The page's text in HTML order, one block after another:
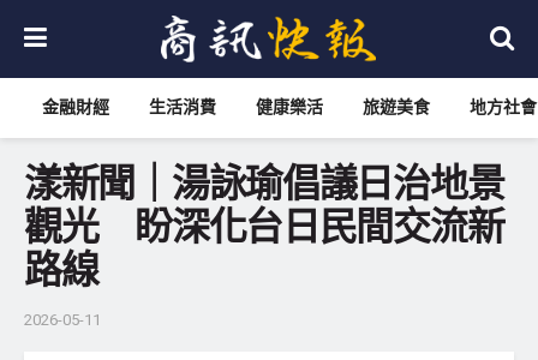
金融財經 生活消費 健康樂活 旅遊美食 地方社會
漾新聞｜湯詠瑜倡議日治地景
觀光 盼深化台日民間交流新
路線
2026-05-11